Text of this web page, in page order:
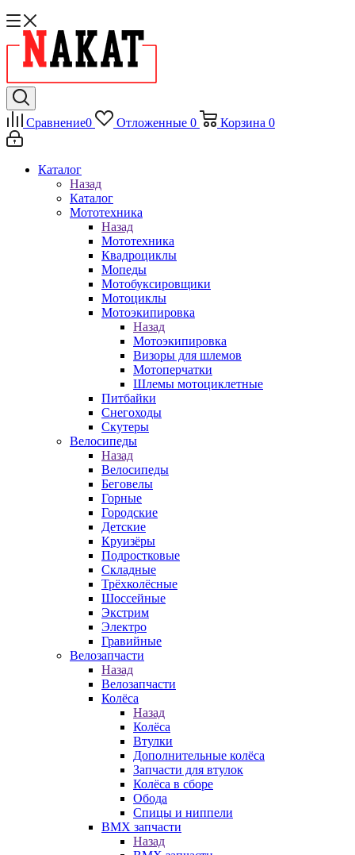
Сравнение0 Отложенные 0 Корзина 0
Каталог
Назад
Каталог
Мототехника
Назад
Мототехника
Квадроциклы
Мопеды
Мотобуксировщики
Мотоциклы
Мотоэкипировка
Назад
Мотоэкипировка
Визоры для шлемов
Мотоперчатки
Шлемы мотоциклетные
Питбайки
Снегоходы
Скутеры
Велосипеды
Назад
Велосипеды
Беговелы
Горные
Городские
Детские
Круизёры
Подростковые
Складные
Трёхколёсные
Шоссейные
Экстрим
Электро
Гравийные
Велозапчасти
Назад
Велозапчасти
Колёса
Назад
Колёса
Втулки
Дополнительные колёса
Запчасти для втулок
Колёса в сборе
Обода
Спицы и ниппели
BMX запчасти
Назад